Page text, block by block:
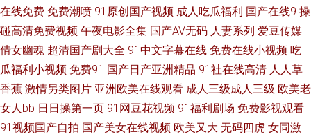
内射 日韩成人免费A∨ 传媒视频五区 国模1024 超碰青青操 国产avwww 91
超碰在线五月 老司机综合在线 91v91cn 久草福利网 超碰1931夫妻 91精品
999 五月婷色欲 午夜男人天堂影院 久久国产三级久久 久久综合av 91福利导
在线免费 免费潮喷 91原创国产视频 成人吃瓜福利 国产在线9 操
碰高清免费视频 午夜电影全集 国产AV无码 人妻系列 爱豆传媒
倩女幽魂 超清国产剧大全 91中文字幕在线 免费在线小视频 吃
瓜福利小视频 免费91 国产日产亚洲精品 91社在线高清 人人草
香蕉 激情另类图片 亚洲欧美在线观看 成人三级成人三级 欧美老
女人bb 日日操第一页 91网豆花视频 91福利剧场 免费影视观看
91视频国产自拍 国产美女在线视频 欧美又大 无码四虎 女同激